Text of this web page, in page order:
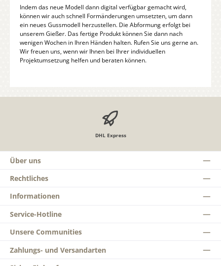
Indem das neue Modell dann digital verfügbar gemacht wird,
können wir auch schnell Formänderungen umsetzten, um dann
ein neues Gussmodell herzustellen. Die Abformung erfolgt bei
unserem Gießer. Das fertige Produkt können Sie dann nach
wenigen Wochen in Ihren Händen halten. Rufen Sie uns gerne an.
Wir freuen uns, wenn wir Ihnen bei Ihrer individuellen
Projektumsetzung helfen und beraten können.
DHL Express
Über uns
Rechtliches
Informationen
Service-Hotline
Unsere Communities
Zahlungs- und Versandarten